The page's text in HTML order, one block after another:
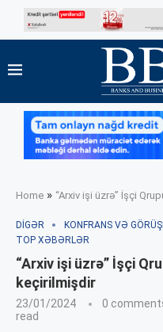
Home » “Arxiv işi üzrə” İşçi
DIGƏR KONFRANS VƏ
TOP XƏBƏRLƏR
“Arxiv işi üzrə” İşçi
keçirilmişdir
23/01/2024 0
read